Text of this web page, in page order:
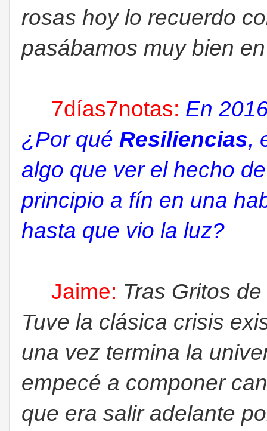
rosas hoy lo recuerdo
pasábamos muy bien
7días7notas: En
¿Por qué Resiliencias,
algo que ver el hecho
principio a fín en una
hasta que vio la luz?
Jaime: Tras Gritos
Tuve la clásica crisis
una vez termina la
empecé a componer
que era salir adelante